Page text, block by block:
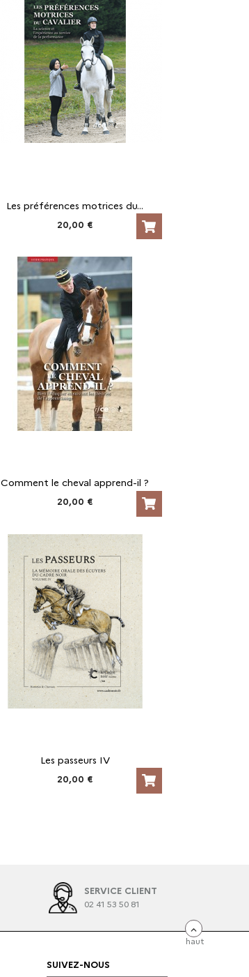
Les préférences motrices du...
20,00 €
Comment le cheval apprend-il ?
20,00 €
Les passeurs IV
20,00 €
SERVICE CLIENT
02 41 53 50 81
haut
SUIVEZ-NOUS